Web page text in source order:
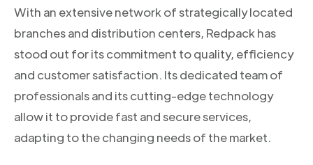
With an extensive network of strategically located
branches and distribution centers, Redpack has
stood out for its commitment to quality, efficiency
and customer satisfaction. Its dedicated team of
professionals and its cutting-edge technology
allow it to provide fast and secure services,
adapting to the changing needs of the market.